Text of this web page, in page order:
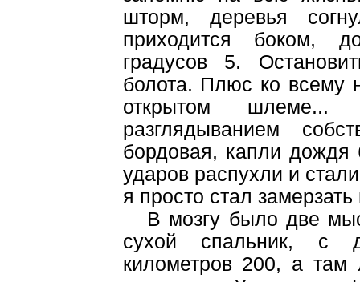
шторм, деревья
приходится боком,
градусов 5.
болота. Плюс ко всему
открытом
разглядыванием
бордовая, капли дождя
ударов распухли и
я просто стал
В мозгу было две
сухой спальник, с
километров 200, а